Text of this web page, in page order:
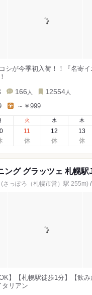
シが今季初入荷！！『名寄
166 人 12554 人
～￥999
火
11
水
12
木
13
ング グラッツェ 札幌駅
(さっぽろ（札幌市営）駅 255m) /
】【札幌駅徒歩1分】【飲
リアン